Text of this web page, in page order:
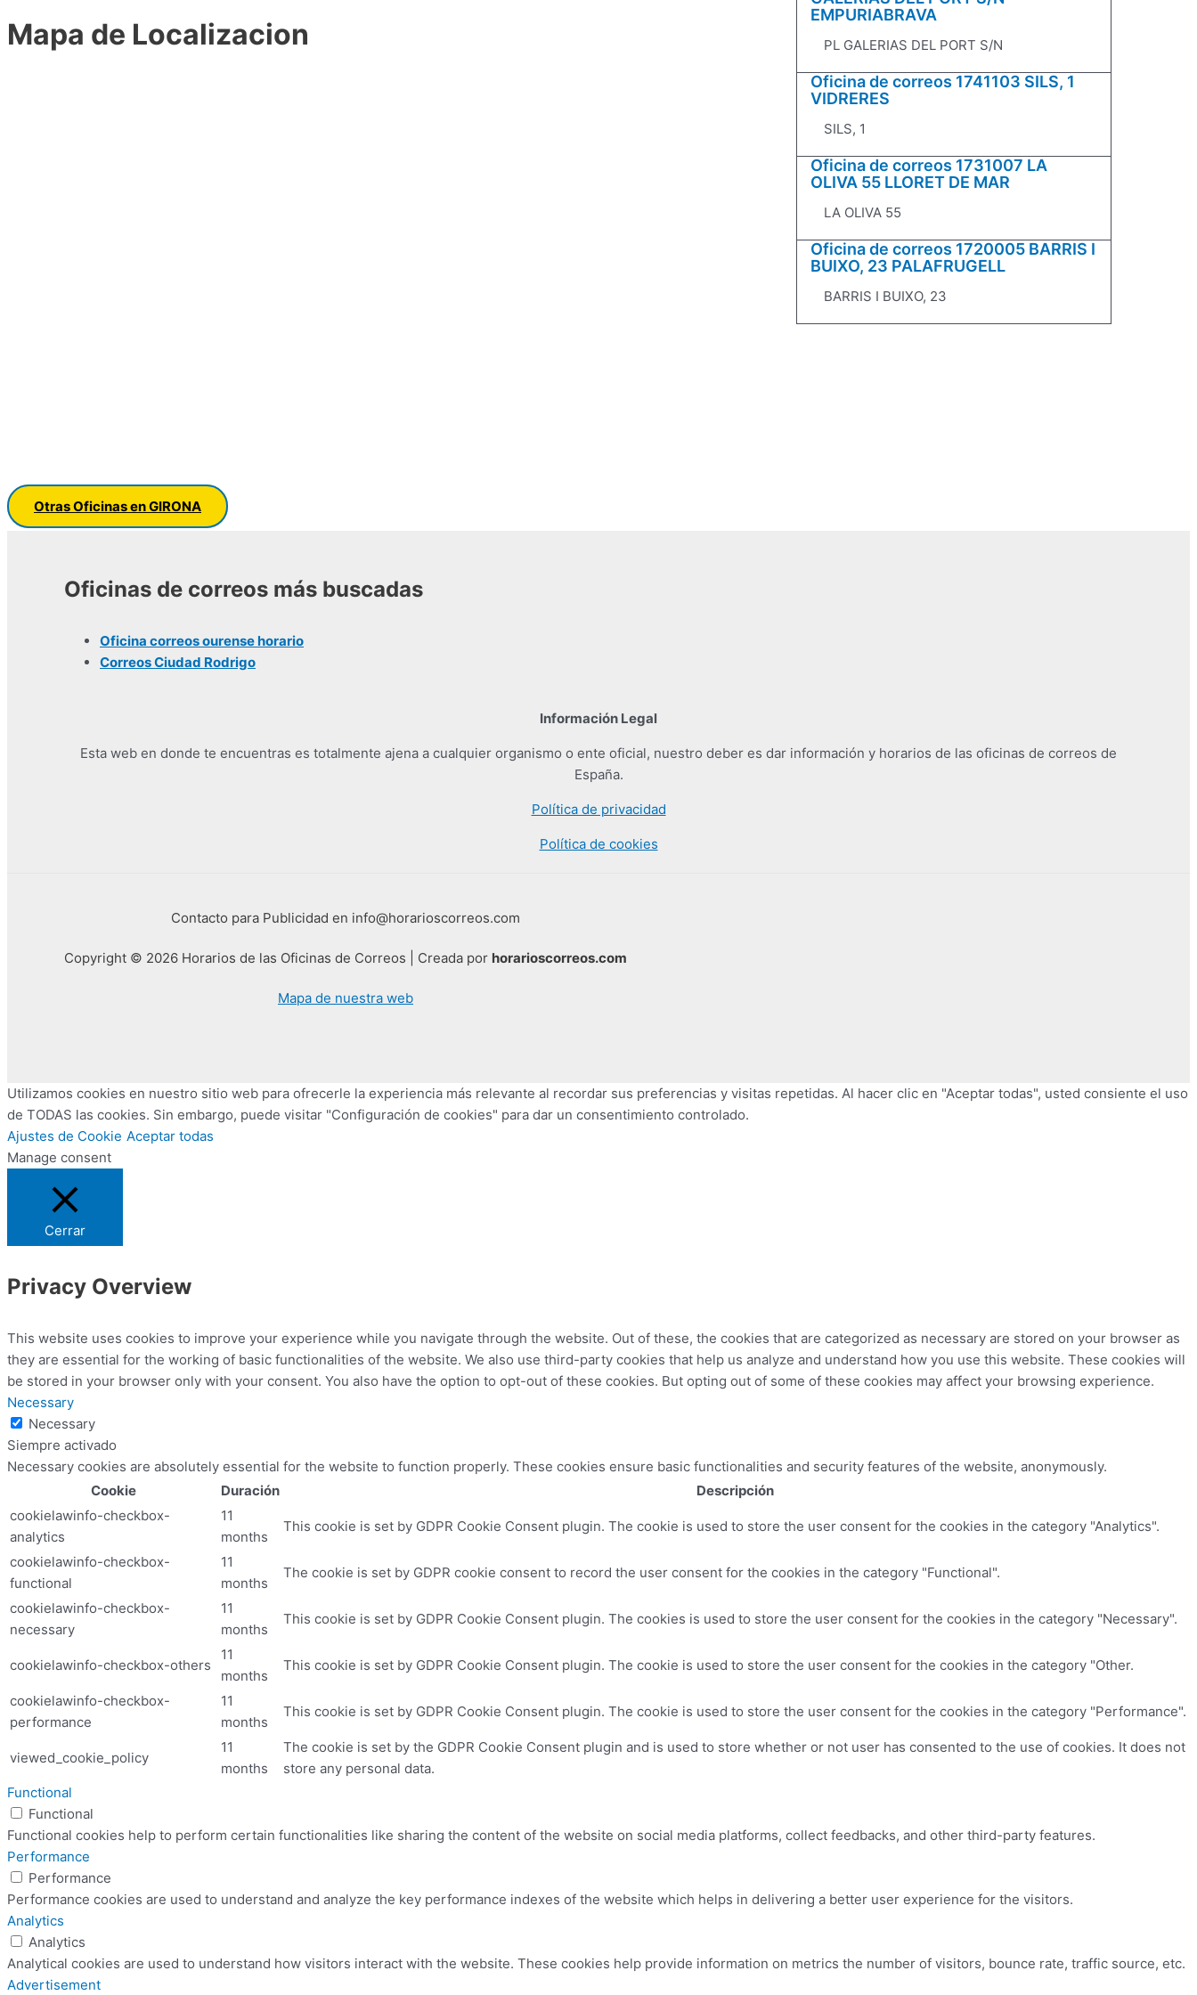
Mapa de Localizacion
Otras Oficinas en GIRONA
EMPURIABRAVA
PL GALERIAS DEL PORT S/N
Oficina de correos 1741103 SILS, 1
VIDRERES
SILS, 1
Oficina de correos 1731007 LA
OLIVA 55 LLORET DE MAR
LA OLIVA 55
Oficina de correos 1720005 BARRIS I
BUIXO, 23 PALAFRUGELL
BARRIS I BUIXO, 23
Oficinas de correos más buscadas
Oficina correos ourense horario
Correos Ciudad Rodrigo
Información Legal
Esta web en donde te encuentras es totalmente ajena a cualquier organismo o ente oficial, nuestro deber es dar información y horarios de las oficinas de correos de
España.
Política de privacidad
Política de cookies
Contacto para Publicidad en info@horarioscorreos.com
Copyright © 2026 Horarios de las Oficinas de Correos | Creada por horarioscorreos.com
Mapa de nuestra web
Utilizamos cookies en nuestro sitio web para ofrecerle la experiencia más relevante al recordar sus preferencias y visitas repetidas. Al hacer clic en "Aceptar todas", usted consiente el uso
de TODAS las cookies. Sin embargo, puede visitar "Configuración de cookies" para dar un consentimiento controlado.
Ajustes de Cookie Aceptar todas
Manage consent
Cerrar
Privacy Overview
This website uses cookies to improve your experience while you navigate through the website. Out of these, the cookies that are categorized as necessary are stored on your browser as
they are essential for the working of basic functionalities of the website. We also use third-party cookies that help us analyze and understand how you use this website. These cookies will
be stored in your browser only with your consent. You also have the option to opt-out of these cookies. But opting out of some of these cookies may affect your browsing experience.
Necessary
Necessary
Siempre activado
Necessary cookies are absolutely essential for the website to function properly. These cookies ensure basic functionalities and security features of the website, anonymously.
Cookie
Duración
Descripción
cookielawinfo-checkbox-
analytics
11
months
This cookie is set by GDPR Cookie Consent plugin. The cookie is used to store the user consent for the cookies in the category "Analytics".
cookielawinfo-checkbox-
functional
11
months
The cookie is set by GDPR cookie consent to record the user consent for the cookies in the category "Functional".
cookielawinfo-checkbox-
necessary
11
months
This cookie is set by GDPR Cookie Consent plugin. The cookies is used to store the user consent for the cookies in the category "Necessary".
cookielawinfo-checkbox-others
11
months
This cookie is set by GDPR Cookie Consent plugin. The cookie is used to store the user consent for the cookies in the category "Other.
cookielawinfo-checkbox-
performance
11
months
This cookie is set by GDPR Cookie Consent plugin. The cookie is used to store the user consent for the cookies in the category "Performance".
viewed_cookie_policy
11
months
The cookie is set by the GDPR Cookie Consent plugin and is used to store whether or not user has consented to the use of cookies. It does not
store any personal data.
Functional
Functional
Functional cookies help to perform certain functionalities like sharing the content of the website on social media platforms, collect feedbacks, and other third-party features.
Performance
Performance
Performance cookies are used to understand and analyze the key performance indexes of the website which helps in delivering a better user experience for the visitors.
Analytics
Analytics
Analytical cookies are used to understand how visitors interact with the website. These cookies help provide information on metrics the number of visitors, bounce rate, traffic source, etc.
Advertisement